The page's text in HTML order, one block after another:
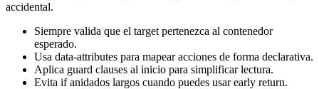
accidental.
Siempre valida que el target pertenezca al contenedor
esperado.
Usa data-attributes para mapear acciones de forma declarativa.
Aplica guard clauses al inicio para simplificar lectura.
Evita if anidados largos cuando puedes usar early return.